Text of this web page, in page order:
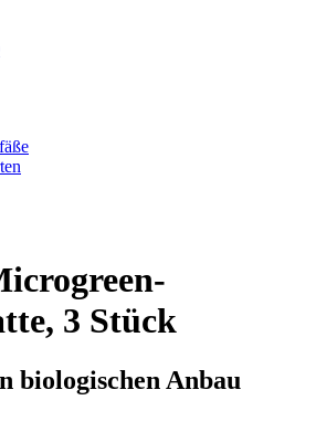
3 Stück
biologischen Anbau